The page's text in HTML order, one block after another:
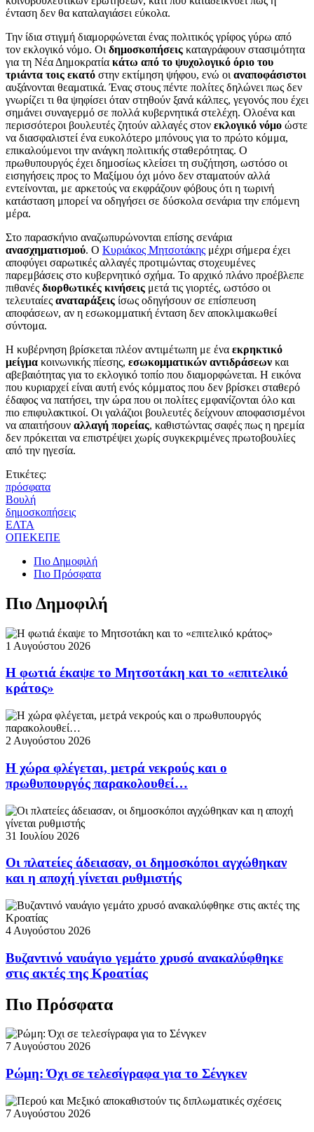
ένταση δεν θα καταλαγιάσει εύκολα.
Την ίδια στιγμή διαμορφώνεται ένας πολιτικός γρίφος γύρω από
τον εκλογικό νόμο. Οι δημοσκοπήσεις καταγράφουν στασιμότητα
για τη Νέα Δημοκρατία κάτω από το ψυχολογικό όριο του
τριάντα τοις εκατό στην εκτίμηση ψήφου, ενώ οι αναποφάσιστοι
αυξάνονται θεαματικά. Ένας στους πέντε πολίτες δηλώνει πως δεν
γνωρίζει τι θα ψηφίσει όταν στηθούν ξανά κάλπες, γεγονός που έχει
σημάνει συναγερμό σε πολλά κυβερνητικά στελέχη. Ολοένα και
περισσότεροι βουλευτές ζητούν αλλαγές στον εκλογικό νόμο ώστε
να διασφαλιστεί ένα ευκολότερο μπόνους για το πρώτο κόμμα,
επικαλούμενοι την ανάγκη πολιτικής σταθερότητας. Ο
πρωθυπουργός έχει δημοσίως κλείσει τη συζήτηση, ωστόσο οι
εισηγήσεις προς το Μαξίμου όχι μόνο δεν σταματούν αλλά
εντείνονται, με αρκετούς να εκφράζουν φόβους ότι η τωρινή
κατάσταση μπορεί να οδηγήσει σε δύσκολα σενάρια την επόμενη
μέρα.
Στο παρασκήνιο αναζωπυρώνονται επίσης σενάρια
ανασχηματισμού. Ο Κυριάκος Μητσοτάκης μέχρι σήμερα έχει
αποφύγει σαρωτικές αλλαγές προτιμώντας στοχευμένες
παρεμβάσεις στο κυβερνητικό σχήμα. Το αρχικό πλάνο προέβλεπε
πιθανές διορθωτικές κινήσεις μετά τις γιορτές, ωστόσο οι
τελευταίες αναταράξεις ίσως οδηγήσουν σε επίσπευση
αποφάσεων, αν η εσωκομματική ένταση δεν αποκλιμακωθεί
σύντομα.
Η κυβέρνηση βρίσκεται πλέον αντιμέτωπη με ένα εκρηκτικό
μείγμα κοινωνικής πίεσης, εσωκομματικών αντιδράσεων και
αβεβαιότητας για το εκλογικό τοπίο που διαμορφώνεται. Η εικόνα
που κυριαρχεί είναι αυτή ενός κόμματος που δεν βρίσκει σταθερό
έδαφος να πατήσει, την ώρα που οι πολίτες εμφανίζονται όλο και
πιο επιφυλακτικοί. Οι γαλάζιοι βουλευτές δείχνουν αποφασισμένοι
να απαιτήσουν αλλαγή πορείας, καθιστώντας σαφές πως η ηρεμία
δεν πρόκειται να επιστρέψει χωρίς συγκεκριμένες πρωτοβουλίες
από την ηγεσία.
Ετικέτες:
πρόσφατα
Βουλή
δημοσκοπήσεις
ΕΛΤΑ
ΟΠΕΚΕΠΕ
Πιο Δημοφιλή
Πιο Πρόσφατα
Πιο Δημοφιλή
1 Αυγούστου 2026
Η φωτιά έκαψε το Μητσοτάκη και το «επιτελικό
κράτος»
2 Αυγούστου 2026
Η χώρα φλέγεται, μετρά νεκρούς και ο
πρωθυπουργός παρακολουθεί…
31 Ιουλίου 2026
Οι πλατείες άδειασαν, οι δημοσκόποι αγχώθηκαν
και η αποχή γίνεται ρυθμιστής
4 Αυγούστου 2026
Βυζαντινό ναυάγιο γεμάτο χρυσό ανακαλύφθηκε
στις ακτές της Κροατίας
Πιο Πρόσφατα
7 Αυγούστου 2026
Ρώμη: Όχι σε τελεσίγραφα για το Σένγκεν
7 Αυγούστου 2026